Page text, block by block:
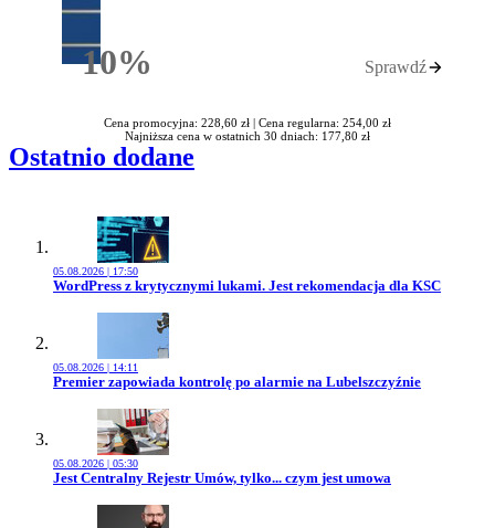
10%Rabatu Sprawdź
Cena promocyjna: 228,60 zł | Cena regularna: 254,00 zł
Najniższa cena w ostatnich 30 dniach: 177,80 zł
Ostatnio dodane
05.08.2026 | 17:50
Przejdź do artykułu:
WordPress z krytycznymi lukami. Jest rekomendacja dla KSC
05.08.2026 | 14:11
Przejdź do artykułu:
Premier zapowiada kontrolę po alarmie na Lubelszczyźnie
05.08.2026 | 05:30
Przejdź do artykułu:
Jest Centralny Rejestr Umów, tylko... czym jest umowa